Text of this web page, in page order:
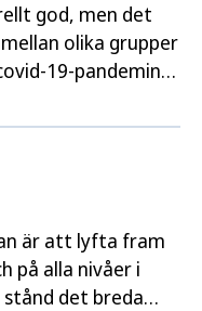
god, men det
olika grupper
19-pandemin.
i den
som är särskilt
är att lyfta fram
på alla nivåer i
det breda